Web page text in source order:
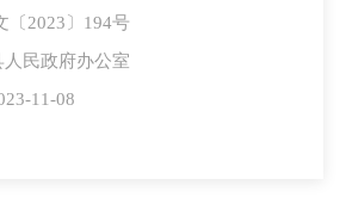
〔2023〕194号
民政府办公室
11-08